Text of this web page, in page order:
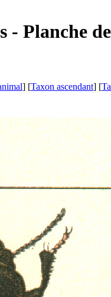
- Planche
] [Taxon ascendant] [